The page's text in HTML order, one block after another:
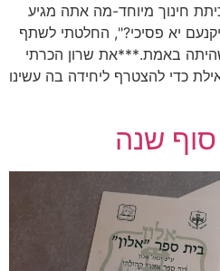
חינוך מיוחד-מה אתה מגיע
יא פסיכי?", החלטתי לשתף
באמת.***את שרון הכרתי
כדי להצטרף ליחידה בה עשינו
שנה